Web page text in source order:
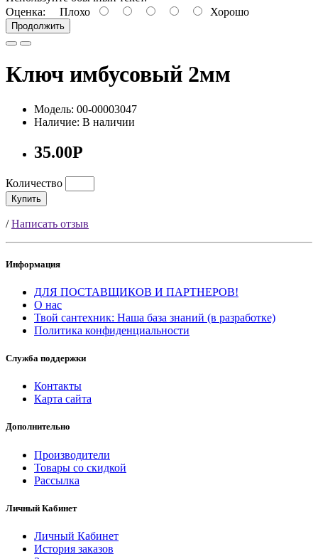
Оценка: Плохо Хорошо
Продолжить
Ключ имбусовый 2мм
Модель: 00-00003047
Наличие: В наличии
35.00Р
Количество
Купить
/Написать отзыв
Информация
ДЛЯ ПОСТАВЩИКОВ И ПАРТНЕРОВ!
О нас
Твой сантехник: Наша база знаний (в разработке)
Политика конфиденциальности
Служба поддержки
Контакты
Карта сайта
Дополнительно
Производители
Товары со скидкой
Рассылка
Личный Кабинет
Личный Кабинет
История заказов